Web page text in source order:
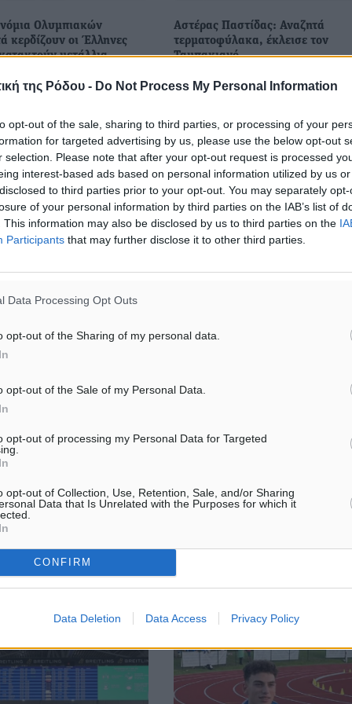
της Ρόδου - Do Not Process My Personal Information
opt-out of the sale, sharing to third parties, or processing of your
for targeted advertising by us, please use the below opt-out
selection. Please note that after your opt-out request is processed
interest-based ads based on personal information utilized by us
to third parties prior to your opt-out. You may separately
of your personal information by third parties on the IAB’s list of
This information may also be disclosed by us to third parties on the
Participants that may further disclose it to other third parties.
Data Processing Opt Outs
opt-out of the Sharing of my personal data.
opt-out of the Sale of my Personal Data.
opt-out of processing my Personal Data for Targeted
opt-out of Collection, Use, Retention, Sale, and/or Sharing
Data that Is Unrelated with the Purposes for which it
CONFIRM
Data Deletion Data Access Privacy Policy
Ολυμπιακών
κερδίζουν οι Έλληνες
μετάλλια
θα λάβουν οι χρυσοί,
που θα λάβουν από το
Ένα από τα
παγκοσμίως χορηγεί
Αστέρας Παστίδας: Αναζητά
τερματοφύλακα, έκλεισε τον
Ταμπακιανό
Με λίγες, αναμενόμενες λόγω
απουσίες, οι οποίες πάντως δεν
διαταράσσουν την
ομάδας, συνεχίζεται η
των ποδοσφαιριστών ...
06.08.24, 16:08
και όνειρα η επίσημη
περιόδου
τον απόγευμα της
ο προπονητής
...
Κλεόβουλος: Αρχικός στόχος του
υπερβατική πορεία της ομάδας
περασμένη αγωνιστική
Blue Star Ferries, όσο και στο